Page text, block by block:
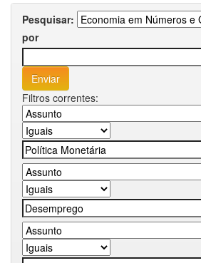
Pesquisar:
por
Filtros correntes: